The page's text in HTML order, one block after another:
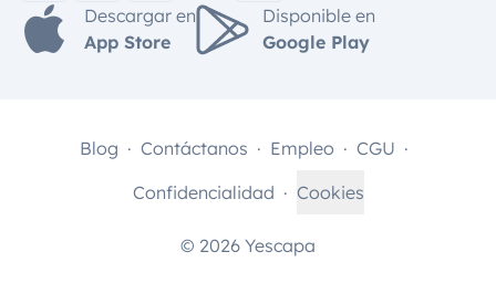
Descargar en
App Store
Disponible en
Google Play
© 2026 Yescapa
Blog Contáctanos Empleo
CGU
Confidencialidad
Cookies